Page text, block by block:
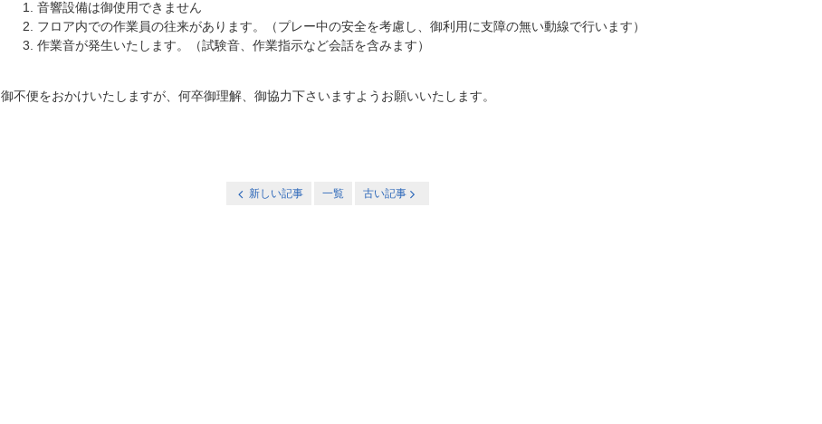
音響設備は御使用できません
フロア内での作業員の往来があります。（プレー中の安全を考慮し、御利用に支障の無い動線で行います）
作業音が発生いたします。（試験音、作業指示など会話を含みます）
御不便をおかけいたしますが、何卒御理解、御協力下さいますようお願いいたします。
新しい記事 一覧 古い記事